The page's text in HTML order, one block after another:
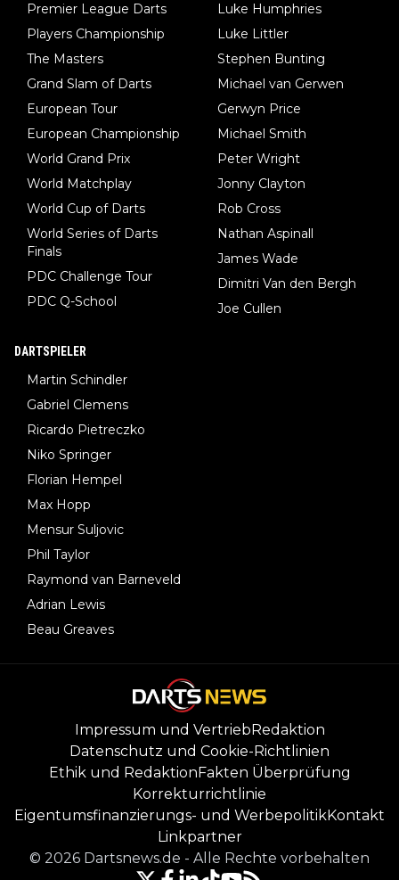
Premier League Darts
Players Championship
The Masters
Grand Slam of Darts
European Tour
European Championship
World Grand Prix
World Matchplay
World Cup of Darts
World Series of Darts
Finals
PDC Challenge Tour
PDC Q-School
Luke Humphries
Luke Littler
Stephen Bunting
Michael van Gerwen
Gerwyn Price
Michael Smith
Peter Wright
Jonny Clayton
Rob Cross
Nathan Aspinall
James Wade
Dimitri Van den Bergh
Joe Cullen
DARTSPIELER
Martin Schindler
Gabriel Clemens
Ricardo Pietreczko
Niko Springer
Florian Hempel
Max Hopp
Mensur Suljovic
Phil Taylor
Raymond van Barneveld
Adrian Lewis
Beau Greaves
Impressum und VertriebRedaktion
Datenschutz und Cookie-Richtlinien
Ethik und RedaktionFakten Überprüfung
Korrekturrichtlinie
Eigentumsfinanzierungs- und WerbepolitikKontakt
Linkpartner
© 2026 Dartsnews.de - Alle Rechte vorbehalten